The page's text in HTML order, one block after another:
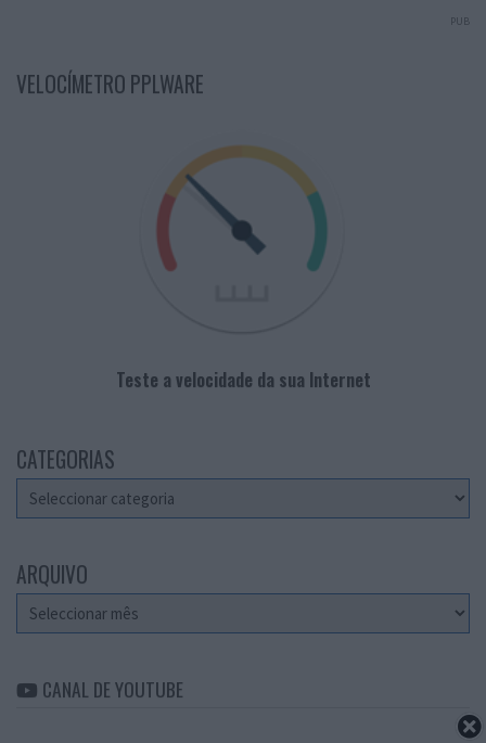
PUB
VELOCÍMETRO PPLWARE
Teste a velocidade da sua Internet
CATEGORIAS
Categorias
ARQUIVO
Arquivo
CANAL DE YOUTUBE